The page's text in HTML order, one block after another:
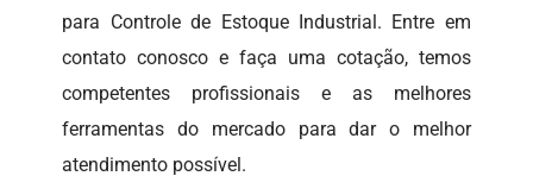
para Controle de Estoque Industrial. Entre em
contato conosco e faça uma cotação, temos
competentes profissionais e as melhores
ferramentas do mercado para dar o melhor
atendimento possível.